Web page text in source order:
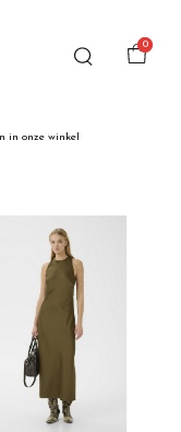
0
in onze winkel